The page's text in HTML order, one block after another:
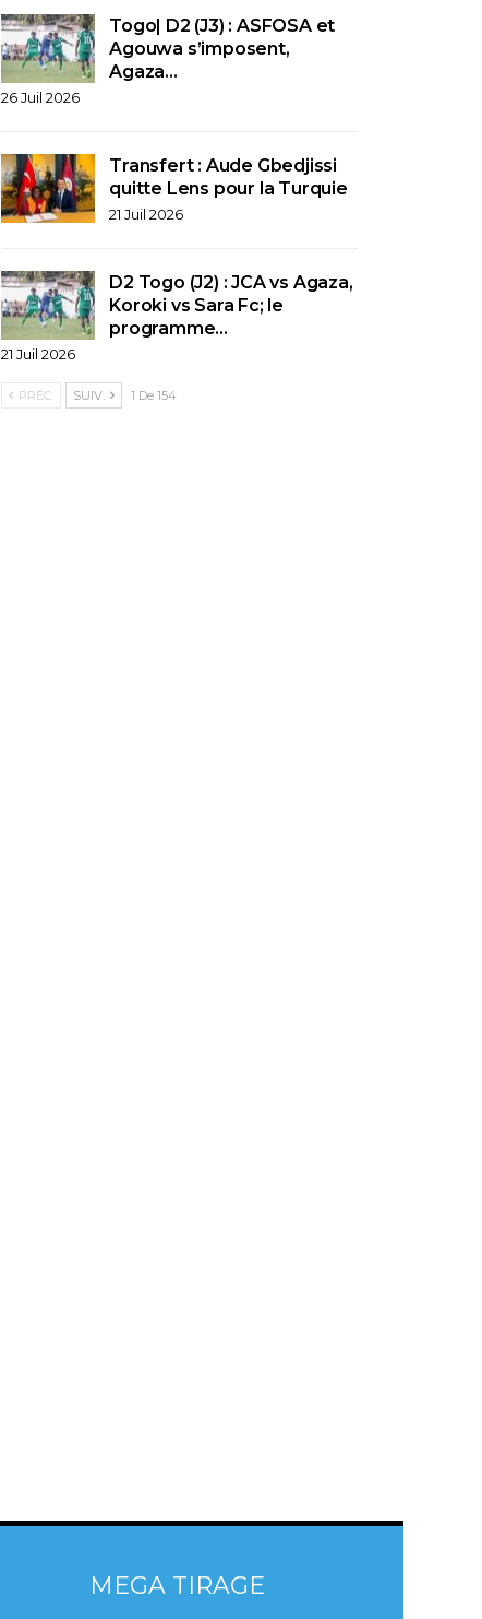
Togo| D2 (J3) : ASFOSA et
Agouwa s’imposent,
Agaza…
26 Juil 2026
Transfert : Aude Gbedjissi
quitte Lens pour la Turquie
21 Juil 2026
D2 Togo (J2) : JCA vs Agaza,
Koroki vs Sara Fc; le
programme…
21 Juil 2026
PRÉC. SUIV. 1 De 154
MEGA TIRAGE